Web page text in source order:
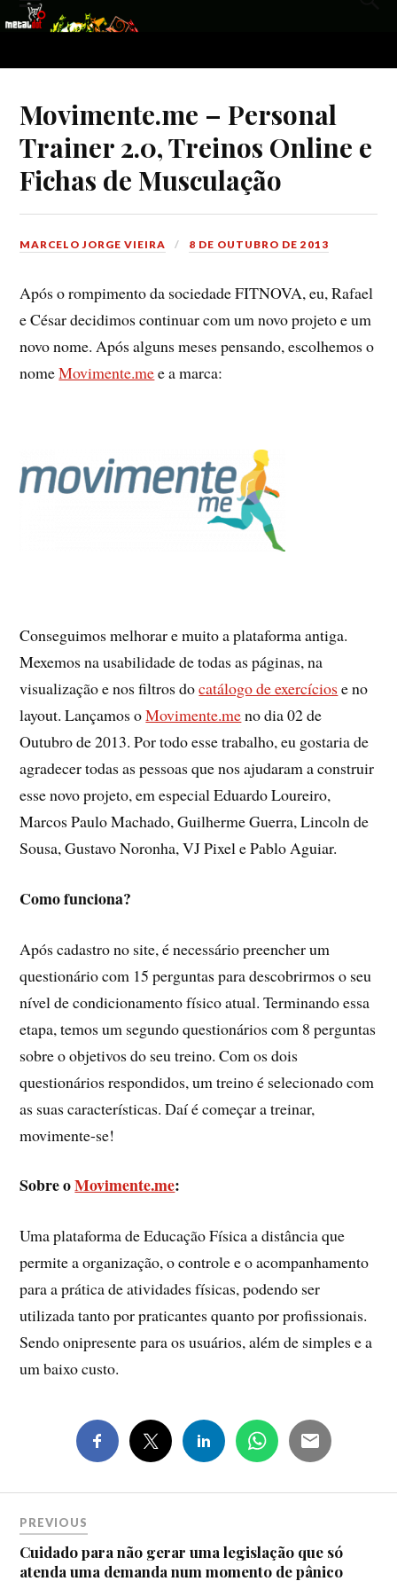
Movimente.me – Personal
Trainer 2.0, Treinos Online e
Fichas de Musculação
MARCELO JORGE VIEIRA 8 DE OUTUBRO DE 2013
Após o rompimento da sociedade FITNOVA, eu, Rafael
e César decidimos continuar com um novo projeto e um
novo nome. Após alguns meses pensando, escolhemos o
nomeMovimente.mee a marca:
Conseguimos melhorar e muito a plataforma antiga.
Mexemos na usabilidade de todas as páginas, na
visualização e nos filtros docatálogo de exercícios e no
layout. Lançamos oMovimente.meno dia 02 de
Outubro de 2013. Por todo esse trabalho, eu gostaria de
agradecer todas as pessoas que nos ajudaram a construir
esse novo projeto, em especial Eduardo Loureiro,
Marcos Paulo Machado, Guilherme Guerra, Lincoln de
Sousa, Gustavo Noronha, VJ Pixel e Pablo Aguiar.
Como funciona?
Após cadastro no site, é necessário preencher um
questionário com 15 perguntas para descobrirmos o seu
nível de condicionamento físico atual. Terminando essa
etapa, temos um segundo questionários com 8 perguntas
sobre o objetivos do seu treino. Com os dois
questionários respondidos, um treino é selecionado com
as suas características. Daí é começar a treinar,
movimente-se!
Sobre oMovimente.me:
Uma plataforma de Educação Física a distância que
permite a organização, o controle e o acompanhamento
para a prática de atividades físicas, podendo ser
utilizada tanto por praticantes quanto por profissionais.
Sendo onipresente para os usuários, além de simples e a
um baixo custo.
PREVIOUS
Cuidado para não gerar uma legislação que só
atenda uma demanda num momento de pânico